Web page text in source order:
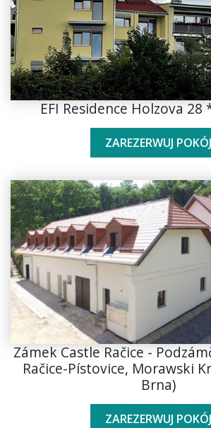
EFI Residence Holzova
ZAREZERWUJ POKÓJ
Zámek Castle Račice -
Račice-Pístovice, Morawski
Brna)
ZAREZERWUJ POKÓJ